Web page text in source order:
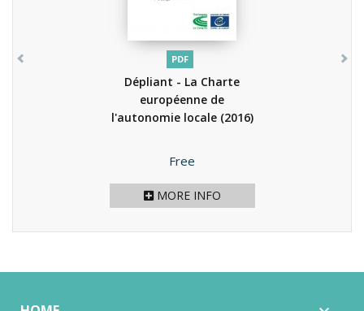
PDF
Dépliant - La Charte
européenne de
l'autonomie locale (2016)
Price
Free
MORE INFO